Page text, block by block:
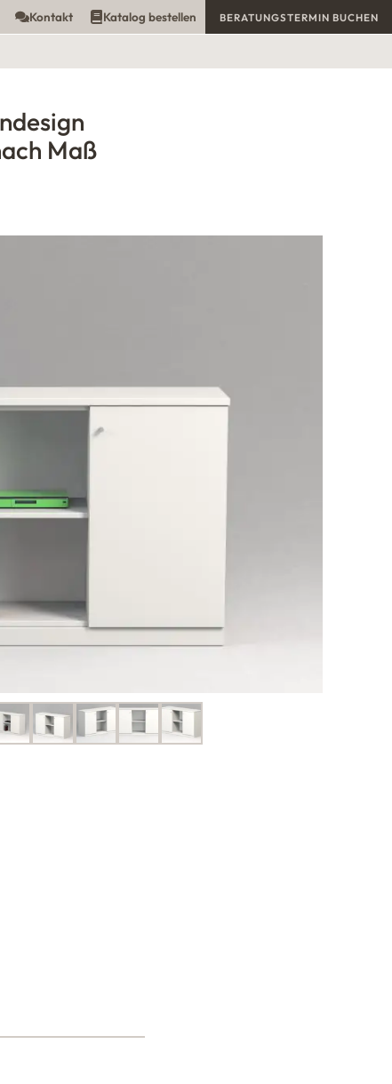
Maß
Kontakt Katalog bestellen BERATUNGSTERMIN BUCHEN